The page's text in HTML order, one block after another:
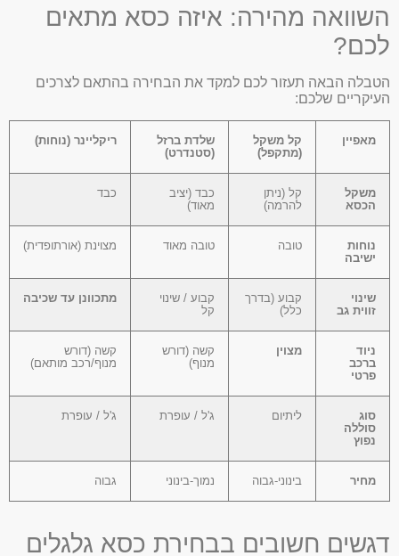
השוואה מהירה: איזה כסא מתאים
לכם?
הטבלה הבאה תעזור לכם למקד את הבחירה בהתאם לצרכים
העיקריים שלכם:
מאפיין
קל משקל
(מתקפל)
שלדת ברזל
(סטנדרט)
ריקליינר (נוחות)
משקל
הכסא
קל (ניתן
להרמה)
כבד (יציב
מאוד)
כבד
נוחות
ישיבה
טובה טובה מאוד מצוינת (אורתופדית)
שינוי
זווית גב
קבוע (בדרך
כלל)
קבוע / שינוי
קל
מתכוונן עד שכיבה
ניוד
ברכב
פרטי
מצוין
קשה (דורש
מנוף)
קשה (דורש
מנוף/רכב מותאם)
סוג
סוללה
נפוץ
ליתיום ג'ל / עופרת ג'ל / עופרת
מחיר בינוני-גבוה נמוך-בינוני גבוה
דגשים חשובים בבחירת כסא גלגלים